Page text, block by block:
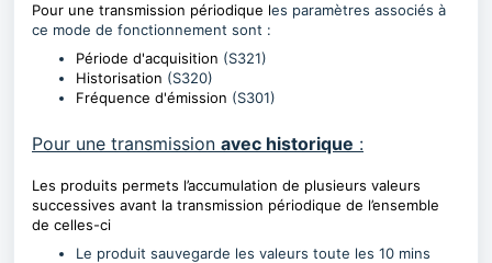
Pour une transmission périodique les paramètres associés à
ce mode de fonctionnement sont :
Période d'acquisition (S321)
Historisation (S320)
Fréquence d'émission (S301)
Pour une transmission avec historique :
Les produits permets l’accumulation de plusieurs valeurs
successives avant la transmission périodique de l’ensemble
de celles-ci
Le produit sauvegarde les valeurs toute les 10 mins